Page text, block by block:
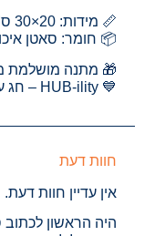
📏 מידות: 20×30 ס"מ
📦 חומר: סאטן
🎁 מתנה מושלמת
💙 HUB-ility – חג עם מסורת, סיפור ואומנות
חוות דעת
אין עדיין חוות דעת.
היה הראשון לכתוב